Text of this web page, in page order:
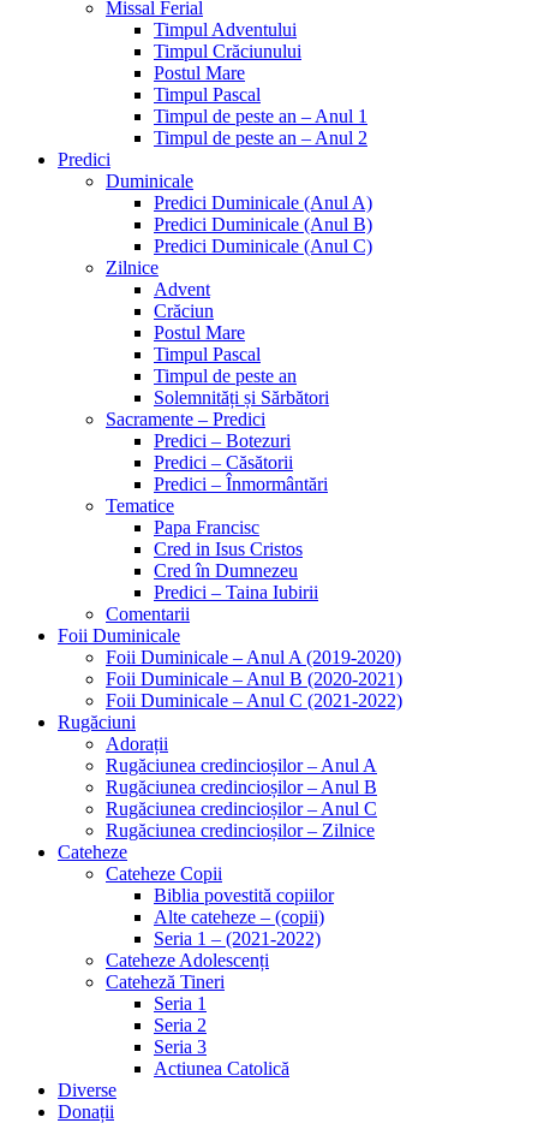
Missal Ferial
Timpul Adventului
Timpul Crăciunului
Postul Mare
Timpul Pascal
Timpul de peste an – Anul 1
Timpul de peste an – Anul 2
Predici
Duminicale
Predici Duminicale (Anul A)
Predici Duminicale (Anul B)
Predici Duminicale (Anul C)
Zilnice
Advent
Crăciun
Postul Mare
Timpul Pascal
Timpul de peste an
Solemnități și Sărbători
Sacramente – Predici
Predici – Botezuri
Predici – Căsătorii
Predici – Înmormântări
Tematice
Papa Francisc
Cred in Isus Cristos
Cred în Dumnezeu
Predici – Taina Iubirii
Comentarii
Foii Duminicale
Foii Duminicale – Anul A (2019-2020)
Foii Duminicale – Anul B (2020-2021)
Foii Duminicale – Anul C (2021-2022)
Rugăciuni
Adorații
Rugăciunea credincioșilor – Anul A
Rugăciunea credincioșilor – Anul B
Rugăciunea credincioșilor – Anul C
Rugăciunea credincioșilor – Zilnice
Cateheze
Cateheze Copii
Biblia povestită copiilor
Alte cateheze – (copii)
Seria 1 – (2021-2022)
Cateheze Adolescenți
Cateheză Tineri
Seria 1
Seria 2
Seria 3
Actiunea Catolică
Diverse
Donații